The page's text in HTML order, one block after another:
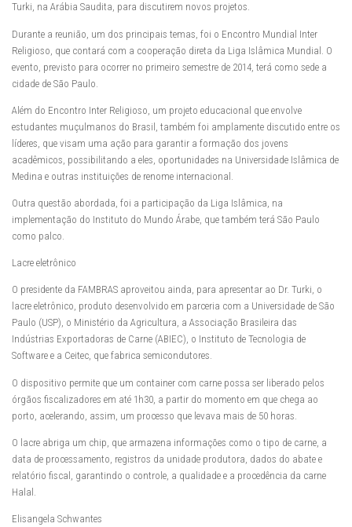
Turki, na Arábia Saudita, para discutirem novos projetos.
Durante a reunião, um dos principais temas, foi o Encontro Mundial Inter
Religioso, que contará com a cooperação direta da Liga Islâmica Mundial. O
evento, previsto para ocorrer no primeiro semestre de 2014, terá como sede a
cidade de São Paulo.
Além do Encontro Inter Religioso, um projeto educacional que envolve
estudantes muçulmanos do Brasil, também foi amplamente discutido entre os
líderes, que visam uma ação para garantir a formação dos jovens
acadêmicos, possibilitando a eles, oportunidades na Universidade Islâmica de
Medina e outras instituições de renome internacional.
Outra questão abordada, foi a participação da Liga Islâmica, na
implementação do Instituto do Mundo Árabe, que também terá São Paulo
como palco.
Lacre eletrônico
O presidente da FAMBRAS aproveitou ainda, para apresentar ao Dr. Turki, o
lacre eletrônico, produto desenvolvido em parceria com a Universidade de São
Paulo (USP), o Ministério da Agricultura, a Associação Brasileira das
Indústrias Exportadoras de Carne (ABIEC), o Instituto de Tecnologia de
Software e a Ceitec, que fabrica semicondutores.
O dispositivo permite que um container com carne possa ser liberado pelos
órgãos fiscalizadores em até 1h30, a partir do momento em que chega ao
porto, acelerando, assim, um processo que levava mais de 50 horas.
O lacre abriga um chip, que armazena informações como o tipo de carne, a
data de processamento, registros da unidade produtora, dados do abate e
relatório fiscal, garantindo o controle, a qualidade e a procedência da carne
Halal.
Elisangela Schwantes